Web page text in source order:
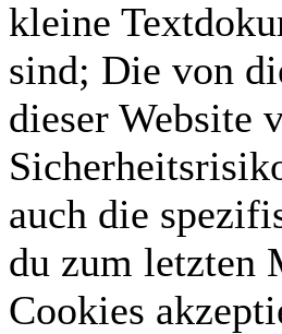
kleine
sind; Die von
dieser Website
auch die
du zum letzten
Cookies